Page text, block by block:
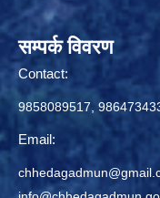
सम्पर्क विवरण
Contact:
9858089517,
Email: